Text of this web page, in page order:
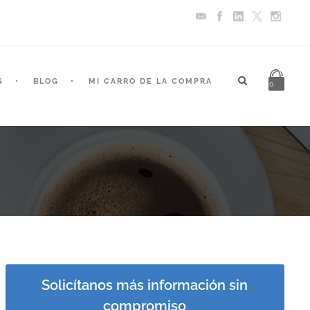
BLOG MI CARRO DE LA COMPRA 0
Solicítanos más información sin
compromiso